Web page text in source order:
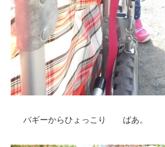
バギーからひょっこり ばあ。